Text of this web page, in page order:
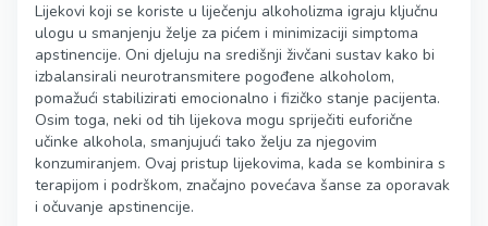
Lijekovi koji se koriste u liječenju alkoholizma igraju ključnu
ulogu u smanjenju želje za pićem i minimizaciji simptoma
apstinencije. Oni djeluju na središnji živčani sustav kako bi
izbalansirali neurotransmitere pogođene alkoholom,
pomažući stabilizirati emocionalno i fizičko stanje pacijenta.
Osim toga, neki od tih lijekova mogu spriječiti euforične
učinke alkohola, smanjujući tako želju za njegovim
konzumiranjem. Ovaj pristup lijekovima, kada se kombinira s
terapijom i podrškom, značajno povećava šanse za oporavak
i očuvanje apstinencije.